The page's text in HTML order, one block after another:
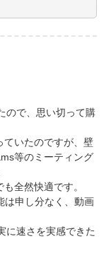
ので、思い切って購
ていたのですが、壁
等のミーティング
全然快適です。
は申し分なく、動画
に速さを実感できた